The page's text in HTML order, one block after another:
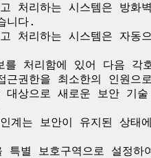
처리하는 시스템은 방화
니다.
처리하는 시스템은 자동
처리함에 있어 다음 각
권한을 최소한의 인원으
상으로 새로운 보안 기
계는 보안이 유지된 상
별 보호구역으로 설정하